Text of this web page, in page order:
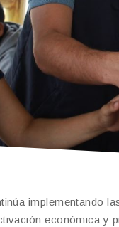
implementando
económica y